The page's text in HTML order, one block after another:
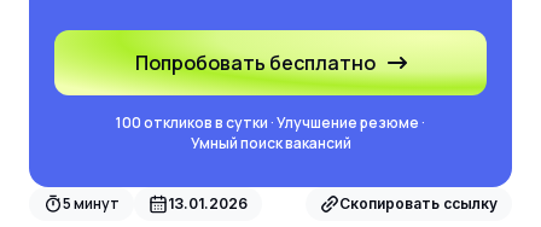
Попробовать бесплатно
100 откликов в сутки · Улучшение резюме ·
Умный поиск вакансий
5минут 13.01.2026 Скопировать ссылку